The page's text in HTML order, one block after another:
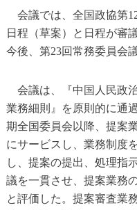
会議では、全国政協第
日程（草案）と日程が審
今後、第23回常務委員会
会議は、『中国人民政
業務細則』を原則的に通
期全国委員会以降、提案
にサービスし、業務制度
し、提案の提出、処理指
議を一貫させ、提案業務
と評価した。提案審査業